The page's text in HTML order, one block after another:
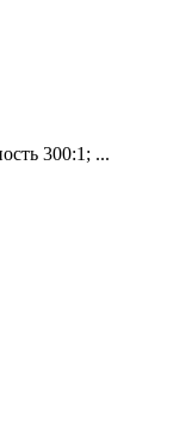
300:1; ...